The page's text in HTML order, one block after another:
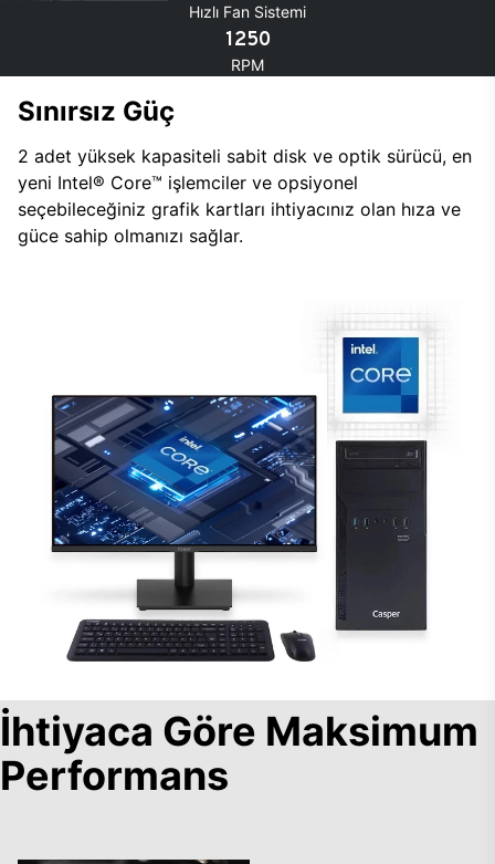
Hızlı Fan Sistemi
1250
RPM
Sınırsız Güç
2 adet yüksek kapasiteli sabit disk ve optik sürücü, en
yeni Intel® Core™ işlemciler ve opsiyonel
seçebileceğiniz grafik kartları ihtiyacınız olan hıza ve
güce sahip olmanızı sağlar.
İhtiyaca Göre Maksimum
Performans